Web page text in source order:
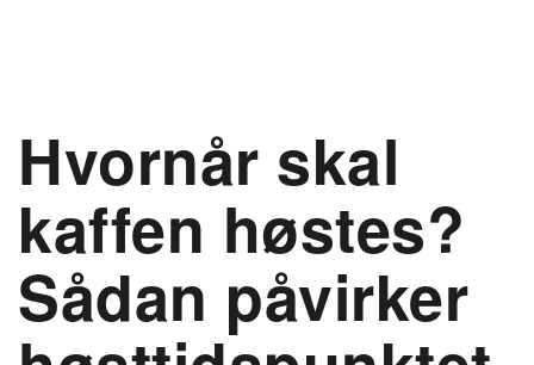
Hvornår skal
kaffen høstes?
Sådan påvirker